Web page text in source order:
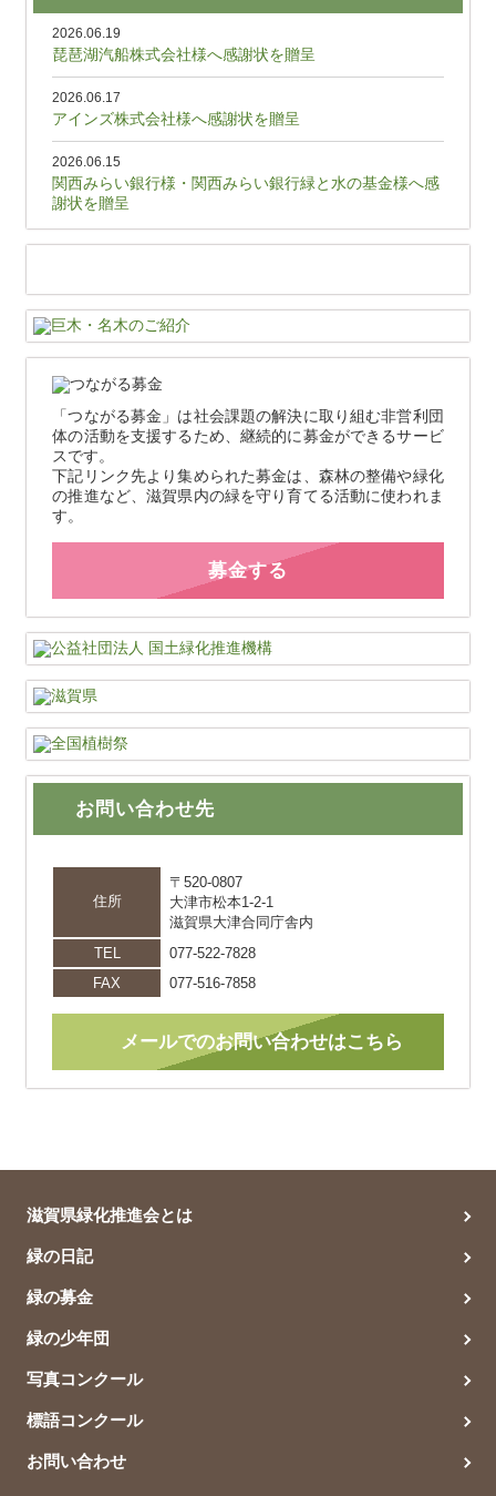
2026.06.19
琵琶湖汽船株式会社様へ感謝状を贈呈
2026.06.17
アインズ株式会社様へ感謝状を贈呈
2026.06.15
関西みらい銀行様・関西みらい銀行緑と水の基金様へ感
謝状を贈呈
「つながる募金」は社会課題の解決に取り組む非営利団
体の活動を支援するため、継続的に募金ができるサービ
スです。
下記リンク先より集められた募金は、森林の整備や緑化
の推進など、滋賀県内の緑を守り育てる活動に使われま
す。
募金する
お問い合わせ先
住所
〒520-0807
大津市松本1-2-1
滋賀県大津合同庁舎内
TEL
077-522-7828
FAX
077-516-7858
メールでのお問い合わせはこちら
滋賀県緑化推進会とは
緑の日記
緑の募金
緑の少年団
写真コンクール
標語コンクール
お問い合わせ